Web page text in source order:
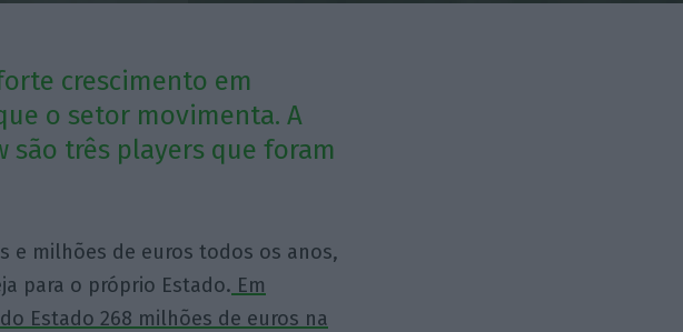
crescimento em
o setor movimenta. A
são três players que foram
e milhões de euros todos os anos,
para o próprio Estado. Em
Estado 268 milhões de euros na